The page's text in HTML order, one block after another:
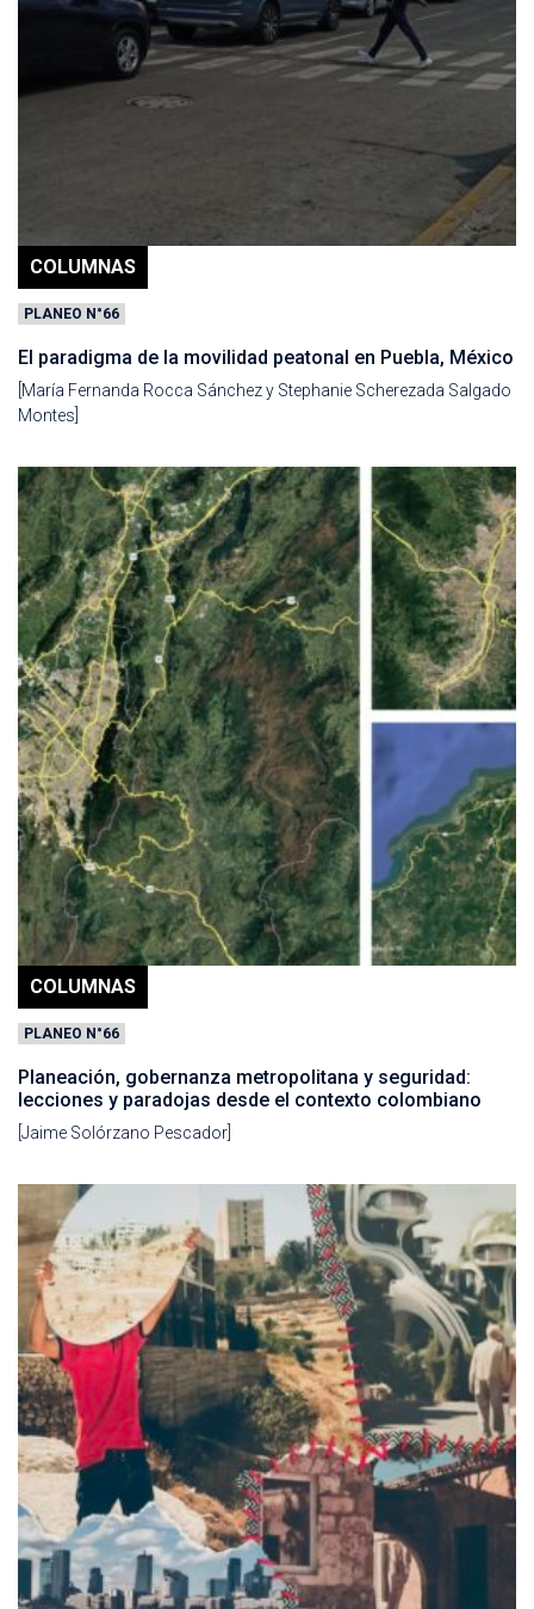
COLUMNAS
PLANEO N°66
El paradigma de la movilidad peatonal en Puebla, México
[María Fernanda Rocca Sánchez y Stephanie Scherezada Salgado
Montes]
COLUMNAS
PLANEO N°66
Planeación, gobernanza metropolitana y seguridad:
lecciones y paradojas desde el contexto colombiano
[Jaime Solórzano Pescador]